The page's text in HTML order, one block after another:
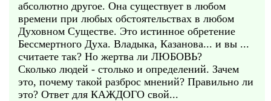
абсолютно другое. Она существует в любом
времени при любых обстоятельствах в любом
Духовном Существе. Это истинное обретение
Бессмертного Духа. Владыка, Казанова... и вы ...
считаете так? Но жертва ли ЛЮБОВЬ?
Сколько людей - столько и определений. Зачем
это, почему такой разброс мнений? Правильно ли
это? Ответ для КАЖДОГО свой...